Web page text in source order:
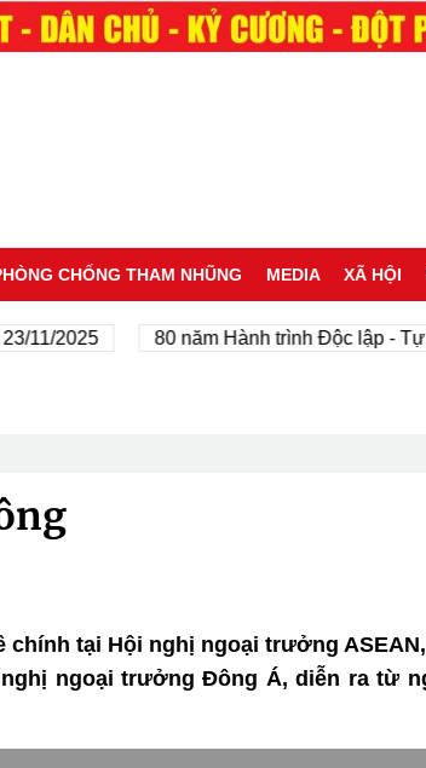
CHỐNG THAM NHŨNG MEDIA XÃ HỘI
2025 80 năm Hành trình Độc lập - Tự do
tại Hội nghị ngoại trưởng
ngoại trưởng Đông Á, diễn ra từ